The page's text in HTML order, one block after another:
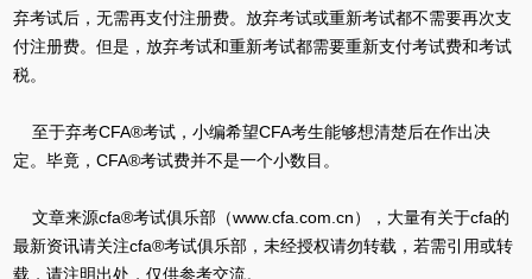
弃考试后，无需再支付注册费。放弃考试或重新考试都不需要再次支
付注册费。但是，放弃考试和重新考试都需要重新支付考试费和考试
税。
至于弃考CFA®考试，小编希望CFA考生能够想清楚后在作出决
定。毕竟，CFA®考试费并不是一个小数目。
文章来源cfa®考试俱乐部（www.cfa.com.cn），大量有关于cfa的
最新资讯请关注cfa®考试俱乐部，未经授权请勿转载，若需引用或转
载，请注明出处，仅供参考交流。